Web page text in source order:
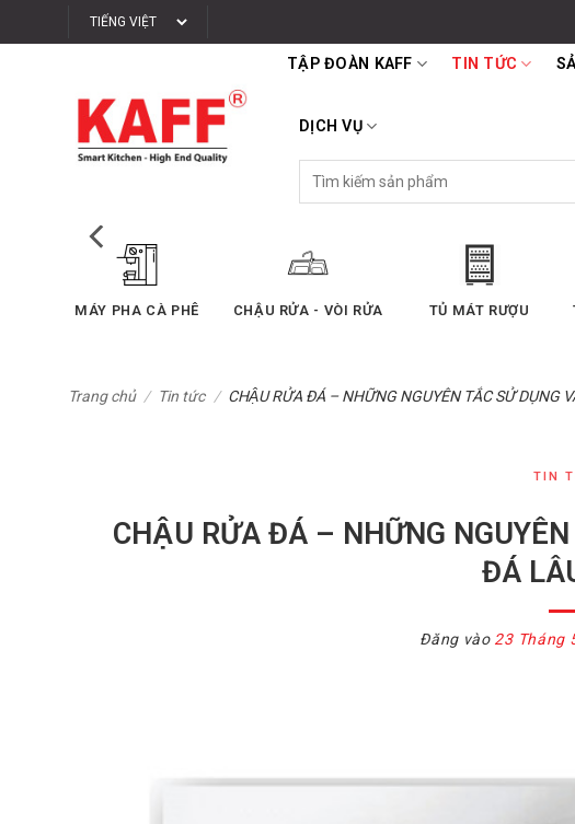
qua
TẬP ĐOÀN KAFF TIN TỨC
DỊCH VỤ
kiếm:
MÁY PHA CÀ PHÊ CHẬU RỬA - VÒI RỬA TỦ MÁT RƯỢU
Trang chủ / Tin tức / CHẬU RỬA ĐÁ – NHỮNG NGUYÊN TẮC SỬ DỤNG
TIN
CHẬU RỬA ĐÁ – NHỮNG
ĐÁ
Đăng vào 23 Tháng